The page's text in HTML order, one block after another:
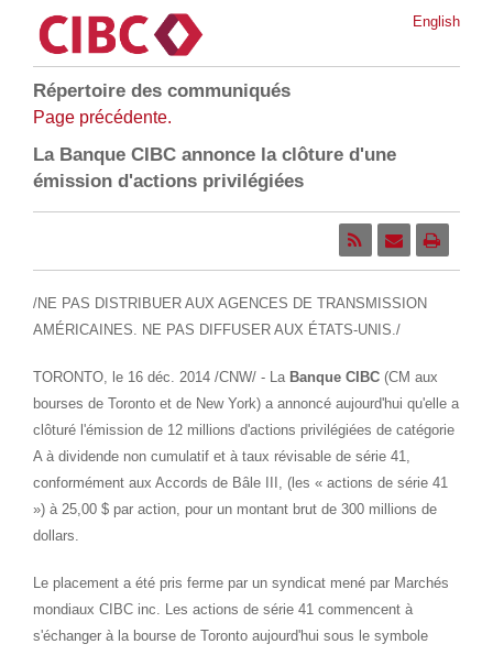
English
Répertoire des communiqués
Page précédente.
La Banque CIBC annonce la clôture d'une
émission d'actions privilégiées
/NE PAS DISTRIBUER AUX AGENCES DE TRANSMISSION
AMÉRICAINES. NE PAS DIFFUSER AUX ÉTATS-UNIS./
TORONTO, le 16 déc. 2014 /CNW/ - LaBanque CIBC (CM aux
bourses deToronto et de New York) a annoncé aujourd'hui qu'elle a
clôturé l'émission de 12 millions d'actions privilégiées de catégorie
A à dividende non cumulatif et à taux révisable de série 41,
conformément aux Accords de Bâle III, (les « actions de série 41
») à 25,00 $ par action, pour un montant brut de 300 millions de
dollars.
Le placement a été pris ferme par un syndicat mené par Marchés
mondiaux CIBC inc. Les actions de série 41 commencent à
s'échanger à la bourse deToronto aujourd'hui sous le symbole